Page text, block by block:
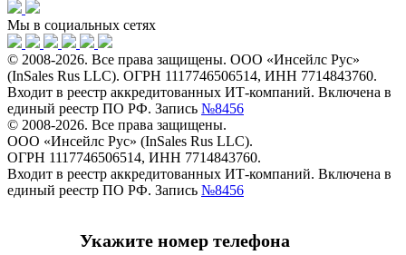
Мы в социальных сетях
© 2008-2026. Все права защищены. ООО «Инсейлс Рус»
(InSales Rus LLC). ОГРН 1117746506514, ИНН 7714843760.
Входит в реестр аккредитованных ИТ-компаний. Включена в
единый реестр ПО РФ. Запись №8456
© 2008-2026. Все права защищены.
ООО «Инсейлс Рус» (InSales Rus LLC).
ОГРН 1117746506514, ИНН 7714843760.
Входит в реестр аккредитованных ИТ-компаний. Включена в
единый реестр ПО РФ. Запись №8456
Укажите номер телефона